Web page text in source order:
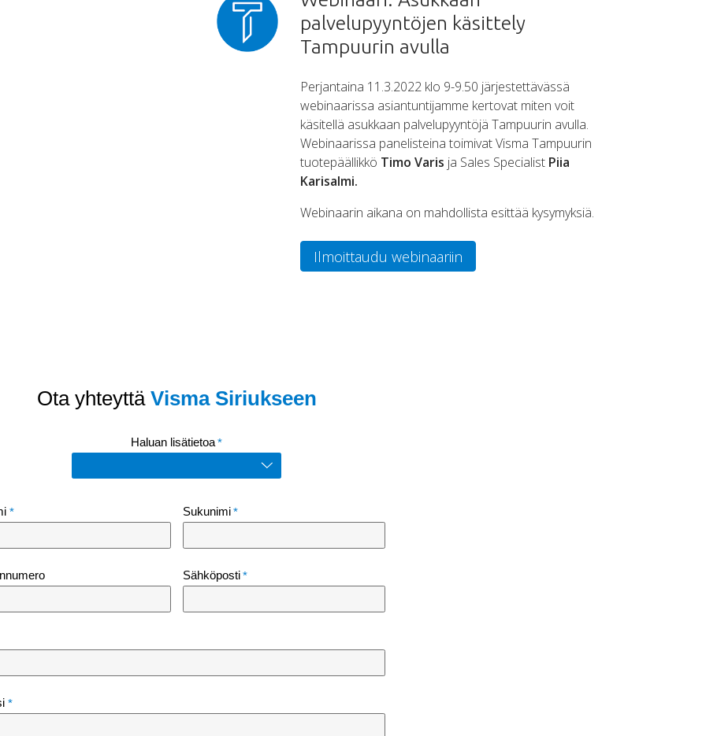
palvelupyyntöjen käsittely
Tampuurin avulla
Perjantaina 11.3.2022 klo 9-9.50 järjestettävässä
webinaarissa asiantuntijamme kertovat miten voit
käsitellä asukkaan palvelupyyntöjä Tampuurin avulla.
Webinaarissa panelisteina toimivat Visma Tampuurin
tuotepäällikkö Timo Varis ja Sales Specialist Piia
Karisalmi.
Webinaarin aikana on mahdollista esittää kysymyksiä.
Ilmoittaudu webinaariin